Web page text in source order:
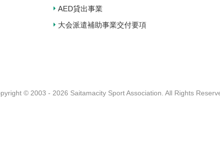
AED貸出事業
大会派遣補助事業交付要項
© 2003 - 2026 Saitamacity Sport Association. All Rights